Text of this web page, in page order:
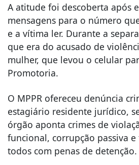
A atitude foi descoberta após
mensagens para o número
e a vítima ler. Durante a
que era do acusado de
mulher, que levou o celular
Promotoria.
O MPPR ofereceu denúncia
estagiário residente jurídico,
órgão aponta crimes de
funcional, corrupção passiva
todos com penas de detenção.